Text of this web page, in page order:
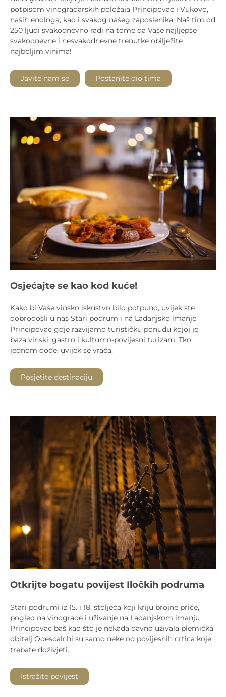
potpisom vinogradarskih položaja Principovac i Vukovo,
naših enologa, kao i svakog našeg zaposlenika. Naš tim od
250 ljudi svakodnevno radi na tome da Vaše najljepše
svakodnevne i nesvakodnevne trenutke obilježite
najboljim vinima!
Javite nam se Postanite dio tima
Osjećajte se kao kod kuće!
Kako bi Vaše vinsko iskustvo bilo potpuno, uvijek ste
dobrodošli u naš Stari podrum i na Ladanjsko imanje
Principovac gdje razvijamo turističku ponudu kojoj je
baza vinski, gastro i kulturno-povijesni turizam. Tko
jednom dođe, uvijek se vraća.
Posjetite destinaciju
Otkrijte bogatu povijest Iločkih podruma
Stari podrumi iz 15. i 18. stoljeća koji kriju brojne priče,
pogled na vinograde i uživanje na Ladanjskom imanju
Principovac baš kao što je nekada davno uživala plemićka
obitelj Odescalchi su samo neke od povijesnih crtica koje
trebate doživjeti.
Istražite povijest